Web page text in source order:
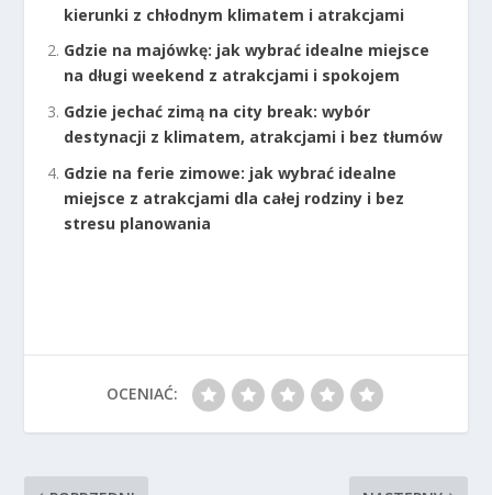
kierunki z chłodnym klimatem i atrakcjami
Gdzie na majówkę: jak wybrać idealne miejsce
na długi weekend z atrakcjami i spokojem
Gdzie jechać zimą na city break: wybór
destynacji z klimatem, atrakcjami i bez tłumów
Gdzie na ferie zimowe: jak wybrać idealne
miejsce z atrakcjami dla całej rodziny i bez
stresu planowania
OCENIAĆ: